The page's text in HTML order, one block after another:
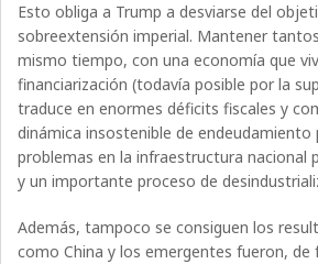
Esto obliga a Trump a desviarse del
sobreextensión imperial. Mantener
mismo tiempo, con una economía que
financiarización (todavía posible por la
traduce en enormes déficits fiscales y
dinámica insostenible de endeudamiento
problemas en la infraestructura nacional
y un importante proceso de
Además, tampoco se consiguen los
como China y los emergentes fueron, de